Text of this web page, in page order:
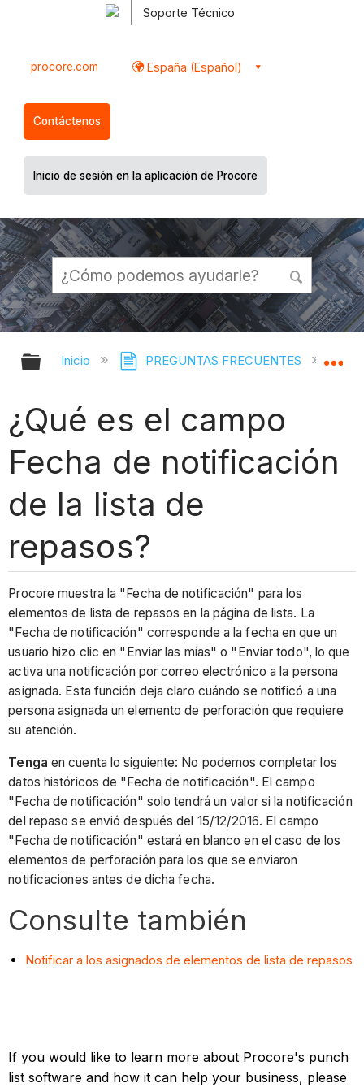
Soporte Técnico
procore.com España (Español)
Contáctenos
Inicio de sesión en la aplicación de Procore
Expandir/contraer jerarquía global
Inicio PREGUNTAS FRECUENTES
¿Qué es el campo
Fecha de notificación
de la lista de
repasos?
Procore muestra la "Fecha de notificación" para los
elementos de lista de repasos en la página de lista. La
"Fecha de notificación" corresponde a la fecha en que un
usuario hizo clic en "Enviar las mías" o "Enviar todo", lo que
activa una notificación por correo electrónico a la persona
asignada. Esta función deja claro cuándo se notificó a una
persona asignada un elemento de perforación que requiere
su atención.
Tenga en cuenta lo siguiente: No podemos completar los
datos históricos de "Fecha de notificación". El campo
"Fecha de notificación" solo tendrá un valor si la notificación
del repaso se envió después del 15/12/2016. El campo
"Fecha de notificación" estará en blanco en el caso de los
elementos de perforación para los que se enviaron
notificaciones antes de dicha fecha.
Consulte también
Notificar a los asignados de elementos de lista de repasos
If you would like to learn more about Procore's punch
list software and how it can help your business, please